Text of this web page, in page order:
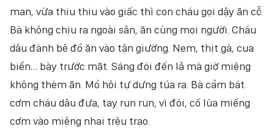
man, vừa thiu thiu vào giấc thì con cháu gọi dậy ăn cỗ.
Bà không chịu ra ngoài sân, ăn cùng mọi người. Cháu
dâu đành bê đồ ăn vào tận giường. Nem, thịt gà, cua
biển… bày trước mặt. Sáng đói đến lả mà giờ miệng
không thèm ăn. Mồ hôi tự dưng túa ra. Bà cầm bát
cơm cháu dâu đưa, tay run run, vì đói, cố lùa miếng
cơm vào miệng nhai trệu trạo.